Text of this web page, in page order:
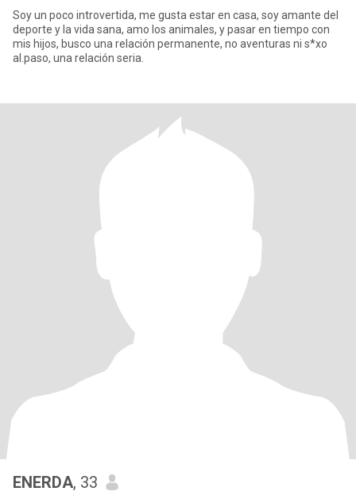
Soy un poco introvertida, me gusta estar en casa, soy amante del
deporte y la vida sana, amo los animales, y pasar en tiempo con
mis hijos, busco una relación permanente, no aventuras ni s*xo
al.paso, una relación seria.
ENERDA, 33